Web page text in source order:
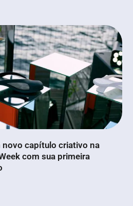
novo capítulo criativo na
com sua primeira